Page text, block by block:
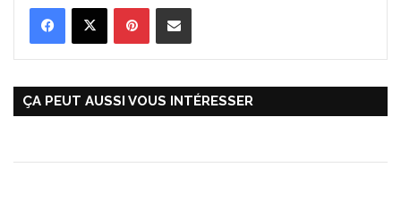
ÇA PEUT AUSSI VOUS INTÉRESSER